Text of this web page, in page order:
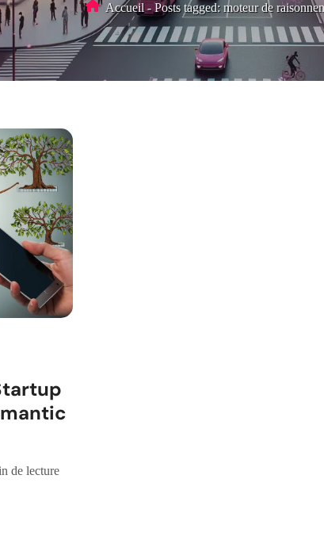
Accueil - Posts tagged: moteur de
de lecture